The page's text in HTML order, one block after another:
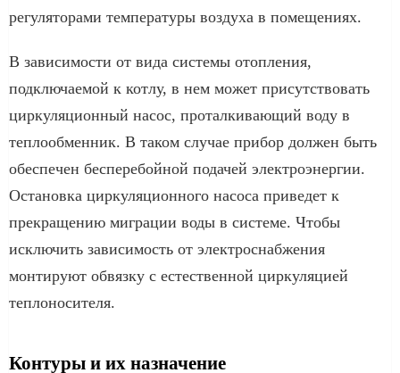
регуляторами температуры воздуха в помещениях.
В зависимости от вида системы отопления,
подключаемой к котлу, в нем может присутствовать
циркуляционный насос, проталкивающий воду в
теплообменник. В таком случае прибор должен быть
обеспечен бесперебойной подачей электроэнергии.
Остановка циркуляционного насоса приведет к
прекращению миграции воды в системе. Чтобы
исключить зависимость от электроснабжения
монтируют обвязку с естественной циркуляцией
теплоносителя.
Контуры и их назначение